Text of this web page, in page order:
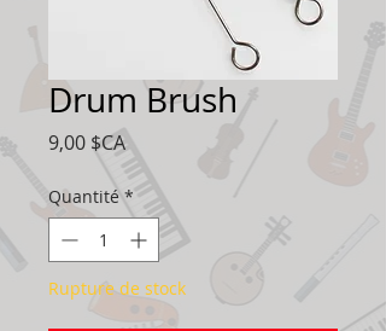
Drum Brush
9,00 $CAPrix
Quantité *
Rupture de stock